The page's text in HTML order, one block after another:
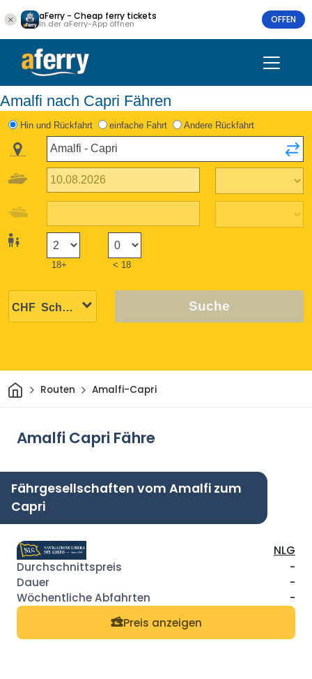
aFerry - Cheap ferry tickets
In der aFerry-App öffnen OFFEN
Amalfi nach Capri Fähren
Hin und Rückfahrt einfache Fahrt Andere Rückfahrt
18+ < 18
Suche
HeimRouten Amalfi-Capri
Amalfi Capri Fähre
Fährgesellschaften vom Amalfi zum
Capri
NLG
-
-
-
Preis anzeigen